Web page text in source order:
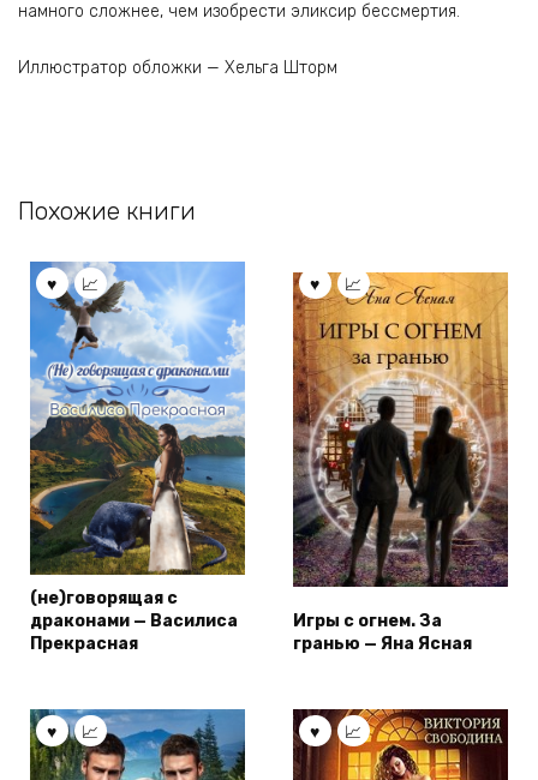
намного сложнее, чем изобрести эликсир бессмертия.
Иллюстратор обложки — Хельга Шторм
Похожие книги
(не)говорящая с
драконами — Василиса
Прекрасная
Игры с огнем. За
гранью — Яна Ясная